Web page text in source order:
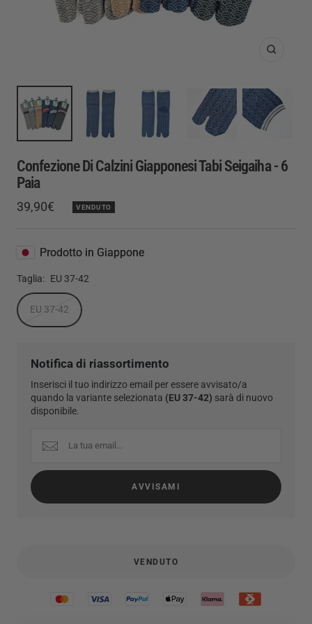
Confezione Di Calzini Giapponesi Tabi Seigaiha - 6
Paia
Prezzo
vendita
39,90€ VENDUTO
Prodotto in Giappone
Taglia: EU 37-42
EU 37-42
Notifica di riassortimento
Inserisci il tuo indirizzo email per essere avvisato/a
quando la variante selezionata
EU 37-42
sarà di nuovo
disponibile.
AVVISAMI
VENDUTO